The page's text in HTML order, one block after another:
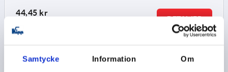
Samtycke Information Om
44,45 kr
exkl. leveranskostnader
DETALJER
K0122 STM